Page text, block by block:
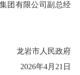
团有限公司副总经
龙岩市人民政府
2026年4月21日